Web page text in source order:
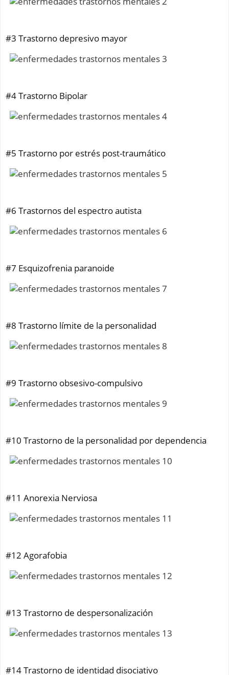
#3 Trastorno depresivo mayor
#4 Trastorno Bipolar
#5 Trastorno por estrés post-traumático
#6 Trastornos del espectro autista
#7 Esquizofrenia paranoide
#8 Trastorno límite de la personalidad
#9 Trastorno obsesivo-compulsivo
#10 Trastorno de la personalidad por dependencia
#11 Anorexia Nerviosa
#12 Agorafobia
#13 Trastorno de despersonalización
#14 Trastorno de identidad disociativo